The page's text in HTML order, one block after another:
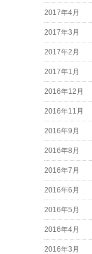
2017年4月
2017年3月
2017年2月
2017年1月
2016年12月
2016年11月
2016年9月
2016年8月
2016年7月
2016年6月
2016年5月
2016年4月
2016年3月